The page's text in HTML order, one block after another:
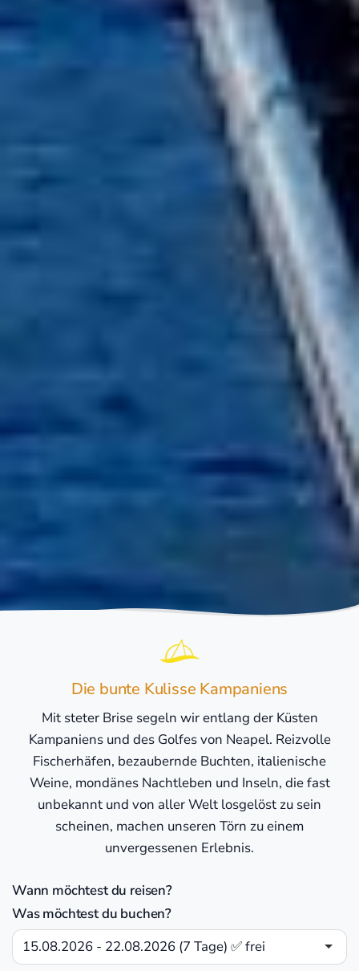
Die bunte Kulisse Kampaniens
Mit steter Brise segeln wir entlang der Küsten
Kampaniens und des Golfes von Neapel. Reizvolle
Fischerhäfen, bezaubernde Buchten, italienische
Weine, mondänes Nachtleben und Inseln, die fast
unbekannt und von aller Welt losgelöst zu sein
scheinen, machen unseren Törn zu einem
unvergessenen Erlebnis.
Wann möchtest du reisen?
Was möchtest du buchen?
15.08.2026 - 22.08.2026 (7 Tage) ✅ frei